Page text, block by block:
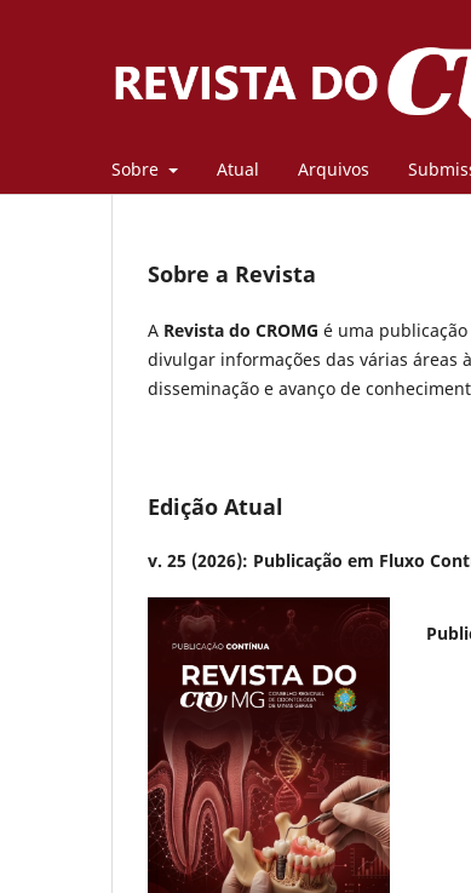
Sobre Atual Arquivos
Sobre a Revista
A Revista do CROMG é uma
divulgar informações das várias áreas
disseminação e avanço de
Edição Atual
v. 25 (2026): Publicação em Fluxo